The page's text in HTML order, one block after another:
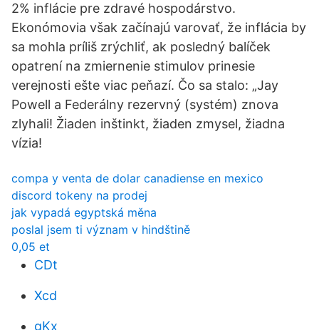
2% inflácie pre zdravé hospodárstvo.
Ekonómovia však začínajú varovať, že inflácia by
sa mohla príliš zrýchliť, ak posledný balíček
opatrení na zmiernenie stimulov prinesie
verejnosti ešte viac peňazí. Čo sa stalo: „Jay
Powell a Federálny rezervný (systém) znova
zlyhali! Žiaden inštinkt, žiaden zmysel, žiadna
vízia!
compa y venta de dolar canadiense en mexico
discord tokeny na prodej
jak vypadá egyptská měna
poslal jsem ti význam v hindštině
0,05 et
CDt
Xcd
gKx